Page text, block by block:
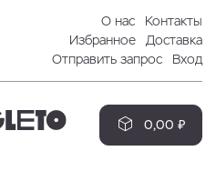
О нас
Контакты
Избранное
Доставка
Отправить запрос
Вход
0,00 ₽